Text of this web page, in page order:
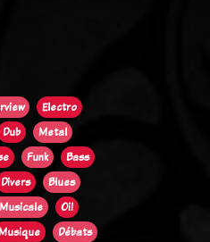
Electro
Dub
Metal
Funk
Bass
Divers
Blues
Oi!
Débats